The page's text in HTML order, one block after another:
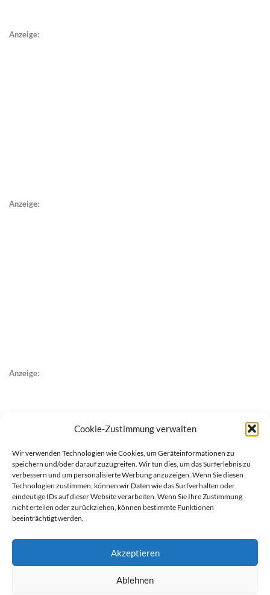
Cookie-Zustimmung verwalten
Wir verwenden Technologien wie Cookies, um Geräteinformationen zu
speichern und/oder darauf zuzugreifen. Wir tun dies, um das Surferlebnis zu
verbessern und um personalisierte Werbung anzuzeigen. Wenn Sie diesen
Technologien zustimmen, können wir Daten wie das Surfverhalten oder
eindeutige IDs auf dieser Website verarbeiten. Wenn Sie Ihre Zustimmung
nicht erteilen oder zurückziehen, können bestimmte Funktionen
beeinträchtigt werden.
Akzeptieren
Ablehnen
Anzeige:
Anzeige:
Anzeige: